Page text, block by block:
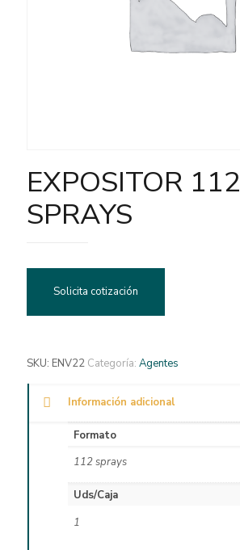
EXPOSITOR 112
SPRAYS
Solicita cotización
SKU: ENV22 Categoría: Agentes
Información adicional
Formato
112 sprays
Uds/Caja
1